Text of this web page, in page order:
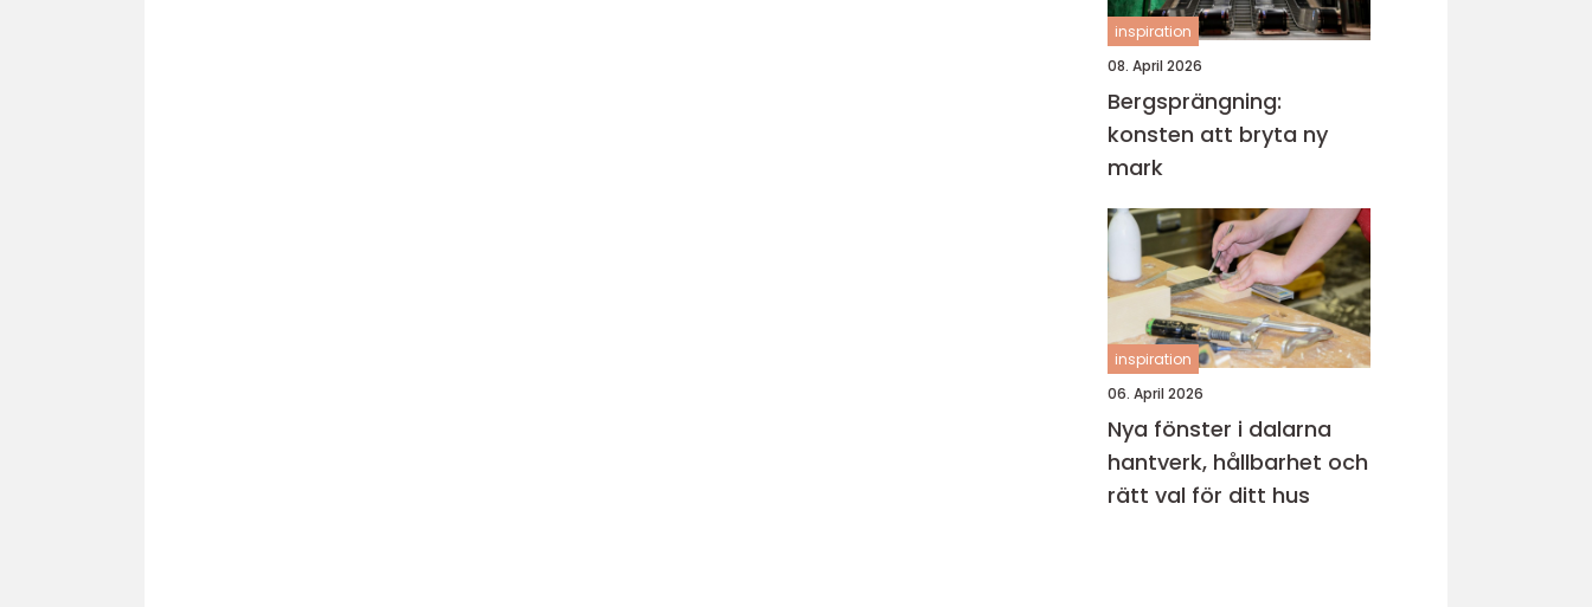
inspiration
08. April 2026
Bergsprängning:
konsten att bryta ny
mark
inspiration
06. April 2026
Nya fönster i dalarna
hantverk, hållbarhet och
rätt val för ditt hus